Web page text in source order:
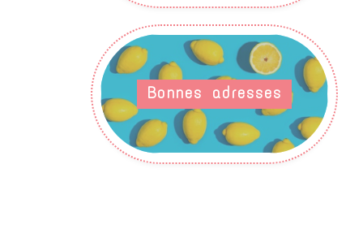
Bonnes adresses